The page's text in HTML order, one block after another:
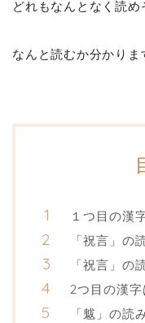
どれもなんとなく読め
なんと読むか分かりま
１つ目の漢
「祝言」の
「祝言」の
2つ目の漢字
「魃」の読